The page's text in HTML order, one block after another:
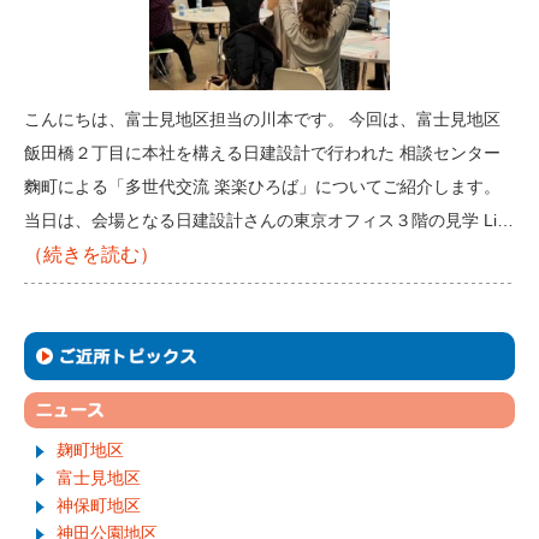
こんにちは、富士見地区担当の川本です。 今回は、富士見地区
飯田橋２丁目に本社を構える日建設計で行われた 相談センター
麴町による「多世代交流 楽楽ひろば」についてご紹介します。
当日は、会場となる日建設計さんの東京オフィス３階の見学 Li…
（続きを読む）
麹町地区
富士見地区
神保町地区
神田公園地区